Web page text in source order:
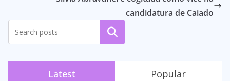
candidatura de Caiado
Pesquisar
Latest Popular